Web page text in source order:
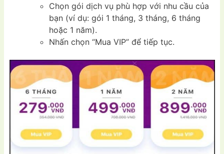
Chọn gói dịch vụ phù hợp với nhu cầu của
bạn (ví dụ: gói 1 tháng, 3 tháng, 6 tháng
hoặc 1 năm).
Nhấn chọn “Mua VIP” để tiếp tục.